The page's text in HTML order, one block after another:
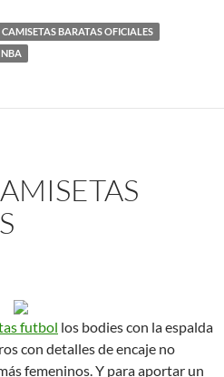
CAMISETAS BARATAS OFICIALES
NBA
futbol los bodies con la espalda
con detalles de encaje no
femeninos. Y para aportar un